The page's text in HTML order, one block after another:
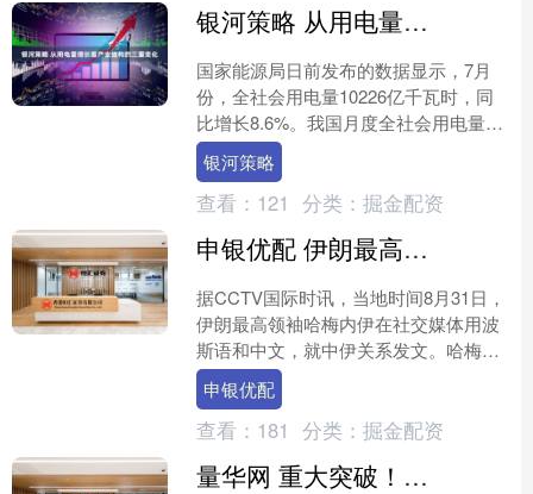
银河策略 从用电量增长看产业结构的三重变化
国家能源局日前发布的数据显示，7月
份，全社会用电量10226亿千瓦时，同
比增长8.6%。我国月度全社会用电量数
据历史性突破万亿千瓦时关口，相当于
东盟国家一年的用....
银河策略
查看： 121 分类： 掘金配资
申银优配 伊朗最高领袖哈梅内伊，用中文发了一条帖子！伊朗总统佩泽希齐扬首次访华
据CCTV国际时讯，当地时间8月31日，
伊朗最高领袖哈梅内伊在社交媒体用波
斯语和中文，就中伊关系发文。哈梅内
伊表示，伊朗与中国作为亚洲东西两翼
的文明古国，既有着....
申银优配
查看： 181 分类： 掘金配资
量华网 重大突破！比亚迪引领欧洲新能源市场